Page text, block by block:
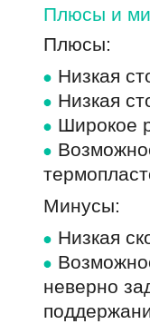
Плюсы и
Плюсы:
Низкая
Низкая
Широкое
Минусы:
Низкая
неверно